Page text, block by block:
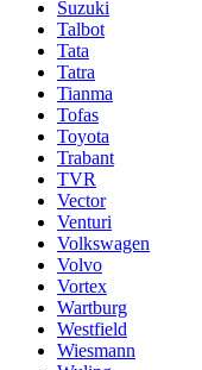
Suzuki
Talbot
Tata
Tatra
Tianma
Tofas
Toyota
Trabant
TVR
Vector
Venturi
Volkswagen
Volvo
Vortex
Wartburg
Westfield
Wiesmann